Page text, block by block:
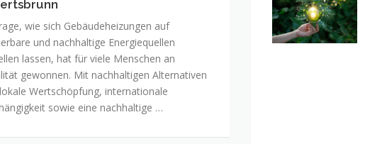
wie sich Gebäudeheizungen auf
und nachhaltige Energiequellen
lassen, hat für viele Menschen an
gewonnen. Mit nachhaltigen Alternativen
Wertschöpfung, internationale
sowie eine nachhaltige …